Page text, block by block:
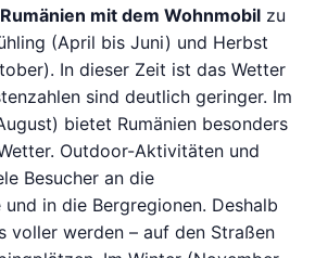
Rumänien mit dem Wohnmobil zu
(April bis Juni) und Herbst
In dieser Zeit ist das Wetter
sind deutlich geringer. Im
bietet Rumänien besonders
Outdoor-Aktivitäten und
Besucher an die
in die Bergregionen. Deshalb
voller werden – auf den Straßen